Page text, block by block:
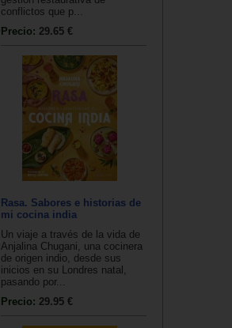
conflictos que p...
Precio: 29.65 €
Rasa. Sabores e historias de
mi cocina india
Un viaje a través de la vida de
Anjalina Chugani, una cocinera
de origen indio, desde sus
inicios en su Londres natal,
pasando por...
Precio: 29.95 €